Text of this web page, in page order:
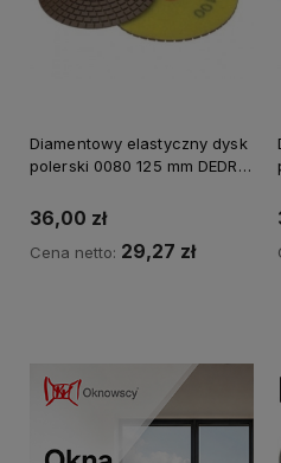
Diamentowy elastyczny dysk
polerski 0080 125 mm DEDRA
36,00 zł
Cena netto: 29,27 zł